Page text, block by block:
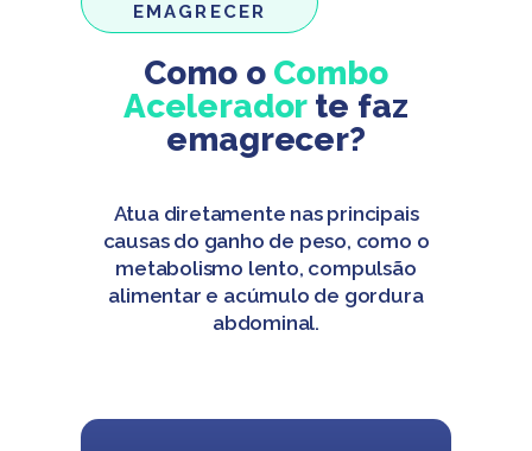
EMAGRECER
Como o Combo
Acelerador te faz
emagrecer?
Atua diretamente nas principais
causas do ganho de peso, como o
metabolismo lento, compulsão
alimentar e acúmulo de gordura
abdominal.